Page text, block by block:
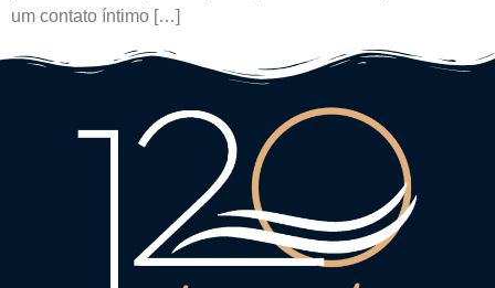
um contato íntimo […]